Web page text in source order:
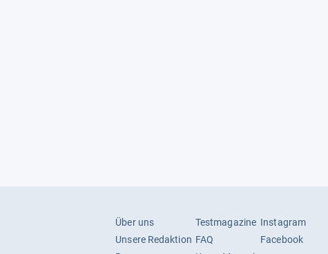
Über uns
Unsere Redaktion
Testmagazine
FAQ
Instagram
Facebook